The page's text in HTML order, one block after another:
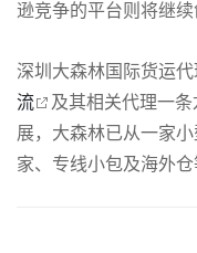
逊竞争的平台则将继续
深圳大森林国际货运
流
及其相关代理一
展，大森林已从一家
家、专线小包及海外仓